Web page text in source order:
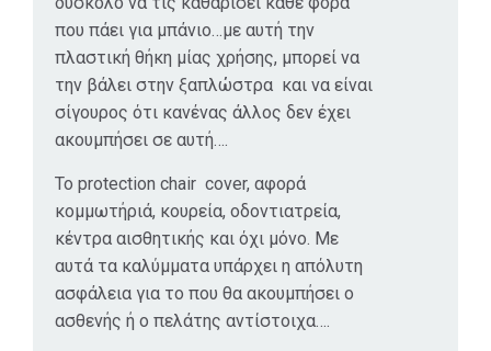
γάντια πλαστικά
μιας χρήσεως ,
και ασπίδες
προστασίας ,
παραγωγική μας
διαδικασία λόγο
πανδημίας ,
αλλά αυτά τα
προϊόντα
υπήρχαν στην
που πάει για μπάνιο…με αυτή την
πλαστική θήκη μίας χρήσης, μπορεί να
την βάλει στην ξαπλώστρα και να είναι
σίγουρος ότι κανένας άλλος δεν έχει
ακουμπήσει σε αυτή….
Το protection chair cover, αφορά
κομμωτήριά, κουρεία, οδοντιατρεία,
κέντρα αισθητικής και όχι μόνο. Με
αυτά τα καλύμματα υπάρχει η απόλυτη
ασφάλεια για το που θα ακουμπήσει ο
ασθενής ή ο πελάτης αντίστοιχα….